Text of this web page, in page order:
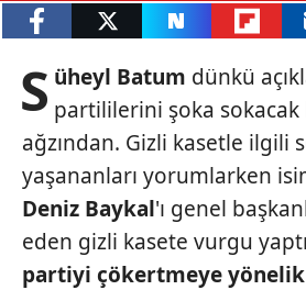
S üheyl Batum dünkü
partililerini şoka sokacak
ağzından. Gizli kasetle ilgili
yaşananları yorumlarken
Deniz Baykal'ı genel
eden gizli kasete vurgu
partiyi çökertmeye